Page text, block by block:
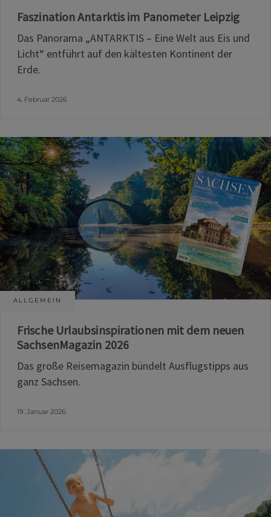
Faszination Antarktis im Panometer Leipzig
Das Panorama „ANTARKTIS – Eine Welt aus Eis und
Licht“ entführt auf den kältesten Kontinent der
Erde.
4. Februar 2026
ALLGEMEIN
Frische Urlaubsinspirationen mit dem neuen
SachsenMagazin 2026
Das große Reisemagazin bündelt Ausflugstipps aus
ganz Sachsen.
19. Januar 2026